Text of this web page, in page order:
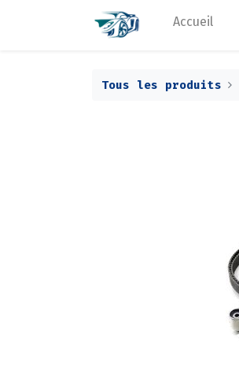
Accueil
Tous les produits